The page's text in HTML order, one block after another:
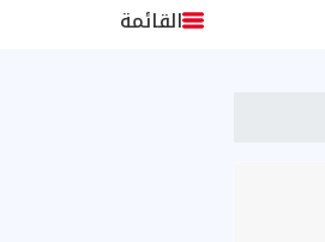
القائمة